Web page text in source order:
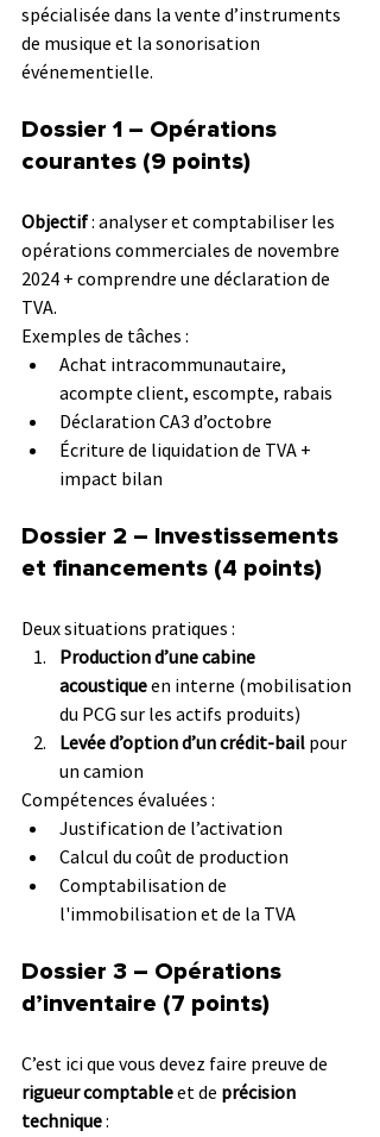
spécialisée dans la vente d’instruments
de musique et la sonorisation
événementielle.
Dossier 1 – Opérations
courantes (9 points)
Objectif : analyser et comptabiliser les
opérations commerciales de novembre
2024 + comprendre une déclaration de
TVA.
Exemples de tâches :
Achat intracommunautaire,
acompte client, escompte, rabais
Déclaration CA3 d’octobre
Écriture de liquidation de TVA +
impact bilan
Dossier 2 – Investissements
et financements (4 points)
Deux situations pratiques :
Production d’une cabine
acoustique en interne (mobilisation
du PCG sur les actifs produits)
Levée d’option d’un crédit-bail pour
un camion
Compétences évaluées :
Justification de l’activation
Calcul du coût de production
Comptabilisation de
l'immobilisation et de la TVA
Dossier 3 – Opérations
d’inventaire (7 points)
C’est ici que vous devez faire preuve de
rigueur comptable et de précision
technique :